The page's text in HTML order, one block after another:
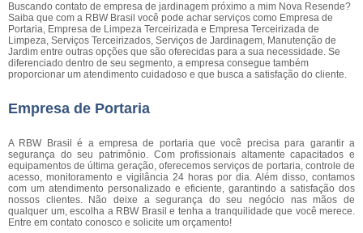
Buscando contato de empresa de jardinagem próximo a mim Nova Resende?
Saiba que com a RBW Brasil você pode achar serviços como Empresa de
Portaria, Empresa de Limpeza Terceirizada e Empresa Terceirizada de
Limpeza, Serviços Terceirizados, Serviços de Jardinagem, Manutenção de
Jardim entre outras opções que são oferecidas para a sua necessidade. Se
diferenciado dentro de seu segmento, a empresa consegue também
proporcionar um atendimento cuidadoso e que busca a satisfação do cliente.
Empresa de Portaria
A RBW Brasil é a empresa de portaria que você precisa para garantir a
segurança do seu patrimônio. Com profissionais altamente capacitados e
equipamentos de última geração, oferecemos serviços de portaria, controle de
acesso, monitoramento e vigilância 24 horas por dia. Além disso, contamos
com um atendimento personalizado e eficiente, garantindo a satisfação dos
nossos clientes. Não deixe a segurança do seu negócio nas mãos de
qualquer um, escolha a RBW Brasil e tenha a tranquilidade que você merece.
Entre em contato conosco e solicite um orçamento!